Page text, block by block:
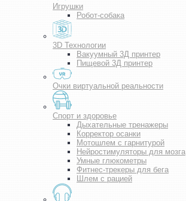
Игрушки
Робот-собака
3D Технологии
Вакуумный 3Д принтер
Пищевой 3Д принтер
Очки виртуальной реальности
Спорт и здоровье
Дыхательные тренажеры
Корректор осанки
Мотошлем с гарнитурой
Нейростимуляторы для мозга
Умные глюкометры
Фитнес-трекеры для бега
Шлем с рацией